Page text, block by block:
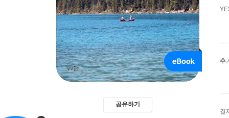
공유하기
추
결